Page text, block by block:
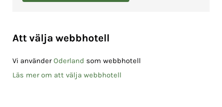
Sidebar
Att välja webbhotell
Vi använderOderland som webbhotell
Läs mer om att välja webbhotell